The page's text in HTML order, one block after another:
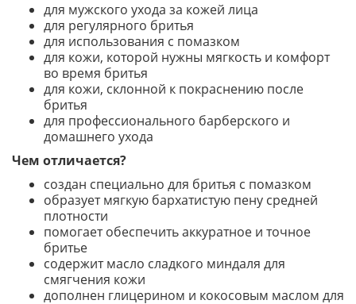
для мужского ухода за кожей лица
для регулярного бритья
для использования с помазком
для кожи, которой нужны мягкость и комфорт
во время бритья
для кожи, склонной к покраснению после
бритья
для профессионального барберского и
домашнего ухода
Чем отличается?
создан специально для бритья с помазком
образует мягкую бархатистую пену средней
плотности
помогает обеспечить аккуратное и точное
бритье
содержит масло сладкого миндаля для
смягчения кожи
дополнен глицерином и кокосовым маслом для